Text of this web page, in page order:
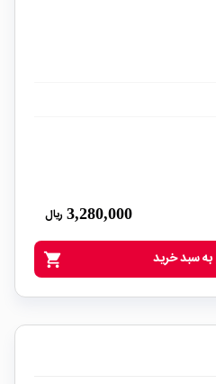
3,280,000 ریال
shopping_cart سبد خرید